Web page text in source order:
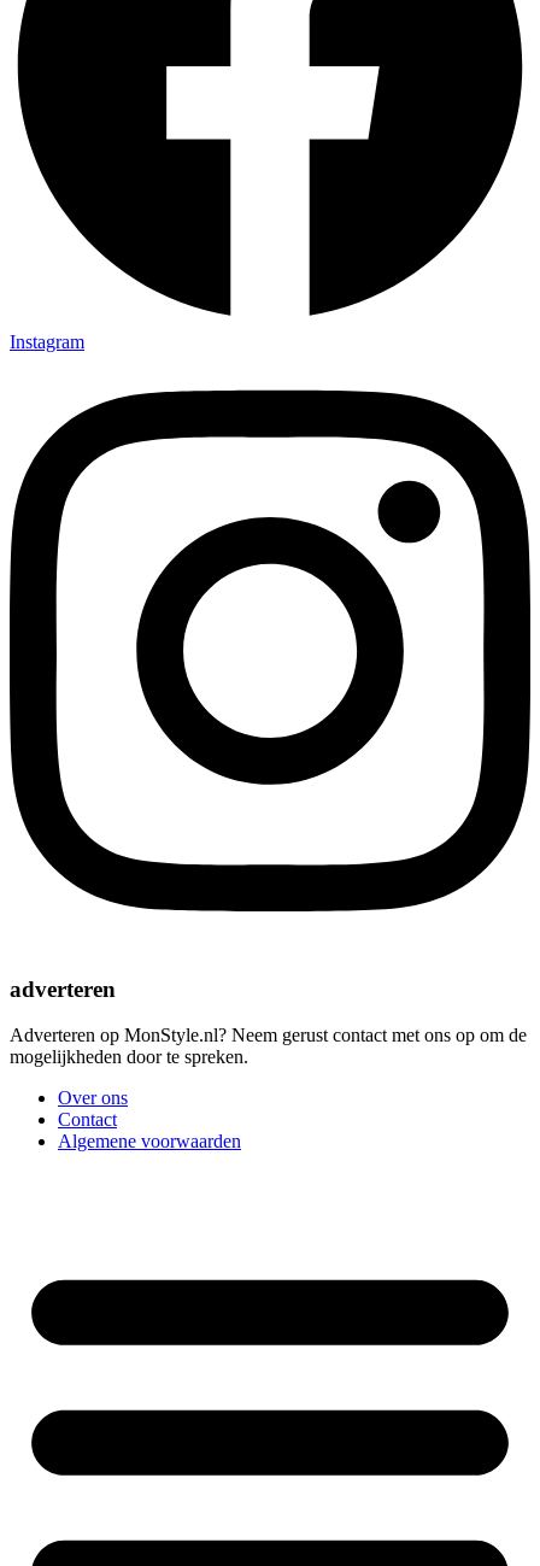
Instagram
adverteren
Adverteren op MonStyle.nl? Neem gerust contact met ons op om de
mogelijkheden door te spreken.
Over ons
Contact
Algemene voorwaarden